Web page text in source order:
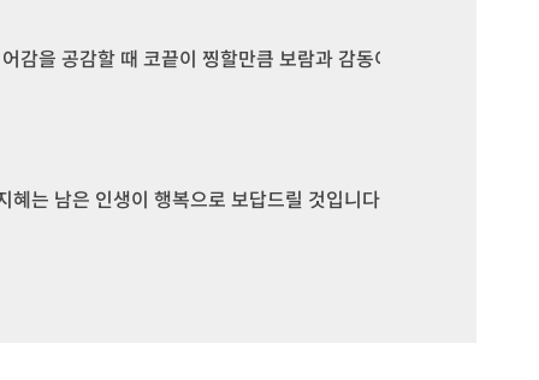
을 공감할 때 코끝이 찡할만큼 보람과 감동이 밀려올 때가 있
는 남은 인생이 행복으로 보답드릴 것입니다.